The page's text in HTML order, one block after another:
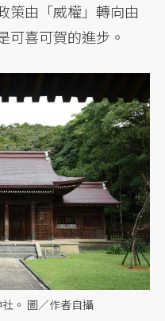
策由「威權」轉向由
可喜可賀的進步。
。 圖／作者自攝